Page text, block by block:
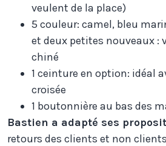
veulent de la place)
5 couleur: camel, bleu
et deux petites nouveaux :
chiné
1 ceinture en option: idéal
croisée
1 boutonnière au bas des
Bastien a adapté ses
retours des clients et non